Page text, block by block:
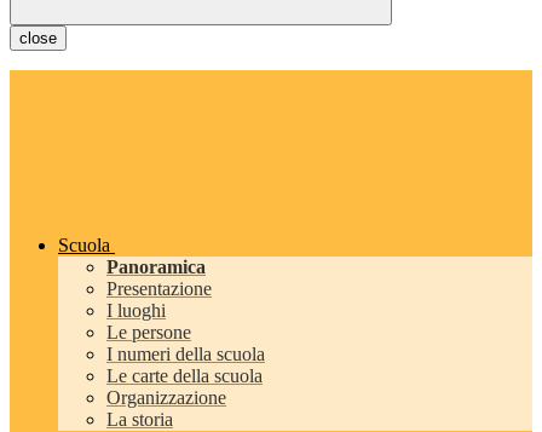
close
Scuola
Panoramica
Presentazione
I luoghi
Le persone
I numeri della scuola
Le carte della scuola
Organizzazione
La storia